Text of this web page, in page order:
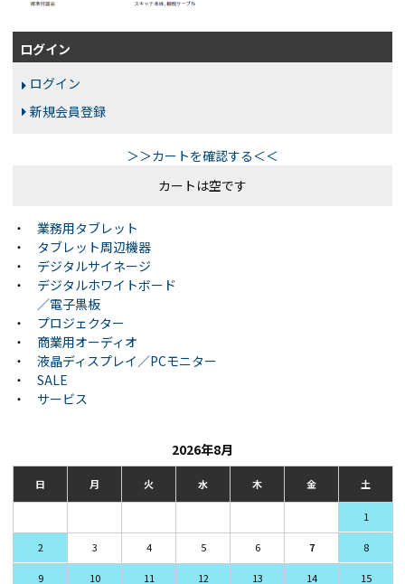
ログイン
ログイン
新規会員登録
＞＞カートを確認する＜＜
カートは空です
・
業務用タブレット
・
タブレット周辺機器
・
デジタルサイネージ
・
デジタルホワイトボード
／電子黒板
・
プロジェクター
・
商業用オーディオ
・
液晶ディスプレイ／PCモニター
・
SALE
・
サービス
2026年8月
日 月 火 水 木 金 土
1
2 3 4 5 6 7 8
9 10 11 12 13 14 15